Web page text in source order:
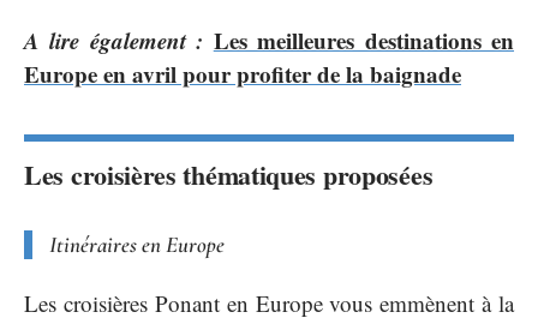
A lire également : Les meilleures destinations en
Europe en avril pour profiter de la baignade
Les croisières thématiques proposées
Itinéraires en Europe
Les croisières Ponant en Europe vous emmènent à la